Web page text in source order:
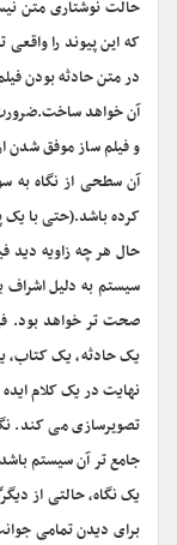
حالت نوشتاری متن
که این پیوند را
در متن حادثه بودن
آن خواهد
و فیلم ساز موفق شدن
آن سطحی از نگاه به
کرده باشد.(حتی با یک
حال هر چه زاویه دید
سیستم به دلیل اشراف
صحت تر خواهد بود.
یک حادثه، یک کتاب،
نهایت در یک کلام
تصویرسازی می کند.
جامع تر آن سیستم
یک نگاه، حالتی از
برای دیدن تمامی